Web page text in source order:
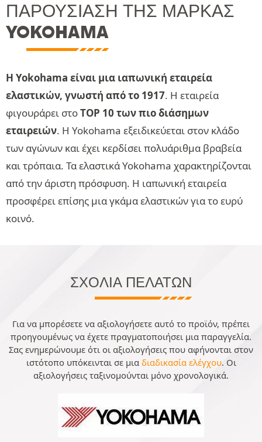
ΠΑΡΟΥΣΊΑΣΗ ΤΗΣ ΜΆΡΚΑΣ
YOKOHAMA
Η Yokohama είναι μια ιαπωνική εταιρεία
ελαστικών, γνωστή από το 1917. Η εταιρεία
φιγουράρει στοTOP 10 των πιο διάσημων
εταιρειών. Η Yokohama εξειδικεύεται στον κλάδο
των αγώνων και έχει κερδίσει πολυάριθμα βραβεία
και τρόπαια. Τα ελαστικά Yokohama χαρακτηρίζονται
από την άριστη πρόσφυση. Η ιαπωνική εταιρεία
προσφέρει επίσης μια γκάμα ελαστικών για το ευρύ
κοινό.
ΣΧΌΛΙΑ ΠΕΛΑΤΏΝ
Για να μπορέσετε να αξιολογήσετε αυτό το προϊόν, πρέπει
προηγουμένως να έχετε πραγματοποιήσει μια παραγγελία.
Σας ενημερώνουμε ότι οι αξιολογήσεις που αφήνονται στον
ιστότοπο υπόκεινται σε μια διαδικασία ελέγχου. Οι
αξιολογήσεις ταξινομούνται μόνο χρονολογικά.